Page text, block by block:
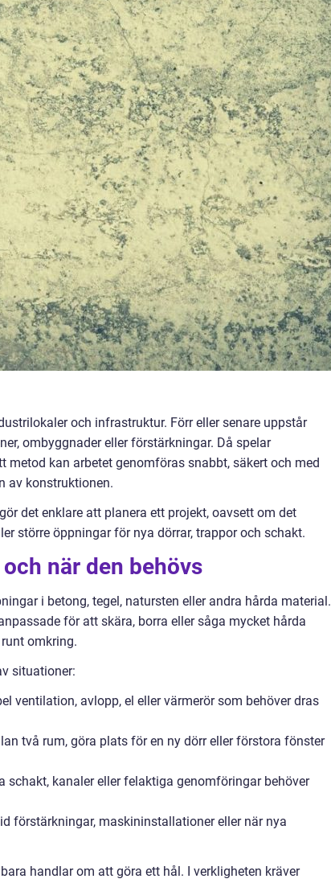
och infrastruktur. Förr eller senare uppstår
ombyggnader eller förstärkningar. Då spelar
metod kan arbetet genomföras snabbt, säkert och med
av konstruktionen.
det enklare att planera ett projekt, oavsett om det
större öppningar för nya dörrar, trappor och schakt.
när den behövs
i betong, tegel, natursten eller andra hårda material.
för att skära, borra eller såga mycket hårda
omkring.
situationer:
ventilation, avlopp, el eller värmerör som behöver dras
två rum, göra plats för en ny dörr eller förstora fönster
schakt, kanaler eller felaktiga genomföringar behöver
förstärkningar, maskininstallationer eller när nya
handlar om att göra ett hål. I verkligheten kräver